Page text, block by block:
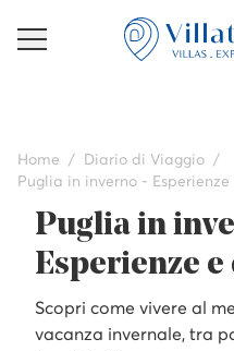
Home
Diario di Viaggio
Puglia in inverno -
Puglia in
Esperienze
Scopri come vivere al
vacanza invernale, tra